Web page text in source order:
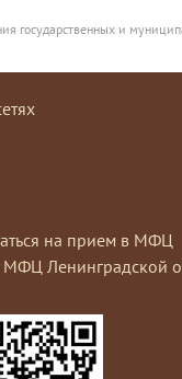
государственных и
на прием в МФЦ
Ленинградской